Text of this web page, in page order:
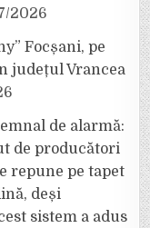
2026
Focșani, pe
județul Vrancea
de alarmă:
de producători
repune pe tapet
deși
sistem a adus